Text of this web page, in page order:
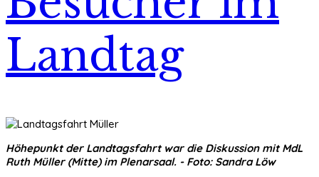
Landtag
Höhepunkt der Landtagsfahrt war die Diskussion mit MdL
Ruth Müller (Mitte) im Plenarsaal. - Foto: Sandra Löw